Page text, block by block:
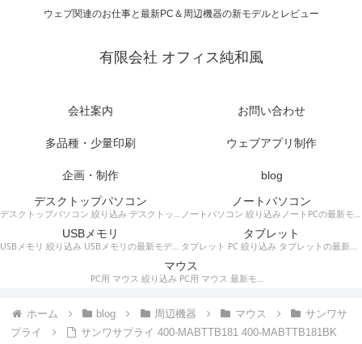
ウェブ関連のお仕事と最新PC＆周辺機器の新モデルとレビュー
有限会社 オフィス純和風
会社案内 お問い合わせ
多品種・少量印刷 ウェブアプリ制作
企画・制作
blog
デスクトップパソコン
デスクトップパソコン 絞り込み デスクトップPCの最新モデルやスペック・仕様に関する情報。
ノートパソコン
ノートパソコン 絞り込みノートPCの最新モデルやスペック・仕様に関する情報。
USBメモリ
USBメモリ 絞り込み USBメモリの最新モデルやスペック・仕様に関する情報。
タブレット
タブレット PC 絞り込み タブレットの最新モデルやスペック・仕様に関する情報。
マウス
PC用 マウス 絞り込み PC用 マウス 最新モデルやスペック・仕様に関する情報。ワイヤレスマウス、有線マウス、接続タイプなど。
ホーム blog 周辺機器 マウス
サンワサ
プライ
サンワサプライ 400-MABTTB181 400-MABTTB181BK